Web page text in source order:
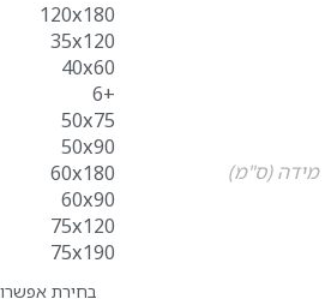
מידה (ס"מ)
120x180
35x120
40x60
+6
50x75
50x90
60x180
60x90
75x120
75x190